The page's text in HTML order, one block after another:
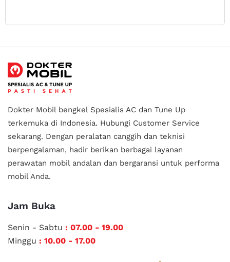
Dokter Mobil bengkel Spesialis AC dan Tune Up
terkemuka di Indonesia. Hubungi Customer Service
sekarang. Dengan peralatan canggih dan teknisi
berpengalaman, hadir berikan berbagai layanan
perawatan mobil andalan dan bergaransi untuk performa
mobil Anda.
Jam Buka
Senin - Sabtu : 07.00 - 19.00
Minggu : 10.00 - 17.00